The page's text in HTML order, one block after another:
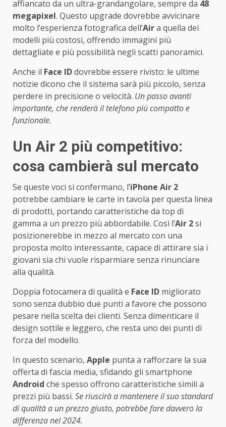
affiancato da un ultra-grandangolare, sempre da 48
megapixel. Questo upgrade dovrebbe avvicinare
molto l’esperienza fotografica dell’Aira quella dei
modelli più costosi, offrendo immagini più
dettagliate e più possibilità negli scatti panoramici.
Anche il Face IDdovrebbe essere rivisto: le ultime
notizie dicono che il sistema sarà più piccolo, senza
perdere in precisione o velocità. Un passo avanti
importante, che renderà il telefono più compatto e
funzionale.
Un Air 2 più competitivo:
cosa cambierà sul mercato
Se queste voci si confermano, l’iPhone Air 2
potrebbe cambiare le carte in tavola per questa linea
di prodotti, portando caratteristiche da top di
gamma a un prezzo più abbordabile. Così l’Air 2si
posizionerebbe in mezzo al mercato con una
proposta molto interessante, capace di attirare sia i
giovani sia chi vuole risparmiare senza rinunciare
alla qualità.
Doppia fotocamera di qualità e Face ID migliorato
sono senza dubbio due punti a favore che possono
pesare nella scelta dei clienti. Senza dimenticare il
design sottile e leggero, che resta uno dei punti di
forza del modello.
In questo scenario, Apple punta a rafforzare la sua
offerta di fascia media, sfidando gli smartphone
Android che spesso offrono caratteristiche simili a
prezzi più bassi. Se riuscirà a mantenere il suo standard
di qualità a un prezzo giusto, potrebbe fare davvero la
differenza nel 2024.